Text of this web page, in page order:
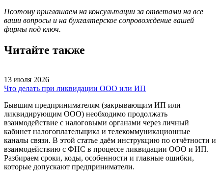
Поэтому приглашаем на консультации за ответами на все
ваши вопросы и на бухгалтерское сопровождение вашей
фирмы под ключ.
Читайте также
13 июля 2026
Что делать при ликвидации ООО или ИП
Бывшим предпринимателям (закрывающим ИП или
ликвидирующим ООО) необходимо продолжать
взаимодействие с налоговыми органами через личный
кабинет налогоплательщика и телекоммуникационные
каналы связи. В этой статье даём инструкцию по отчётности и
взаимодействию с ФНС в процессе ликвидации ООО и ИП.
Разбираем сроки, коды, особенности и главные ошибки,
которые допускают предприниматели.